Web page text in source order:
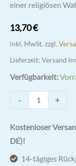
einer religiösen
13,70€
inkl. MwSt. zzgl.
Lieferzeit: Versand
Verfügbarkeit:
-
Vendita
-
der
freimaurerische
+
Kostenloser
DE)!
14-tägiges